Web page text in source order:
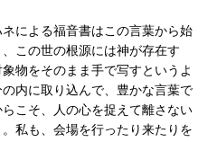
ネによる福音書はこの言葉から始
この世の根源には神が存在す
物をそのまま手で写すというよ
内に取り込んで、豊かな言葉で
こそ、人の心を捉えて離さない
私も、会場を行ったり来たりを